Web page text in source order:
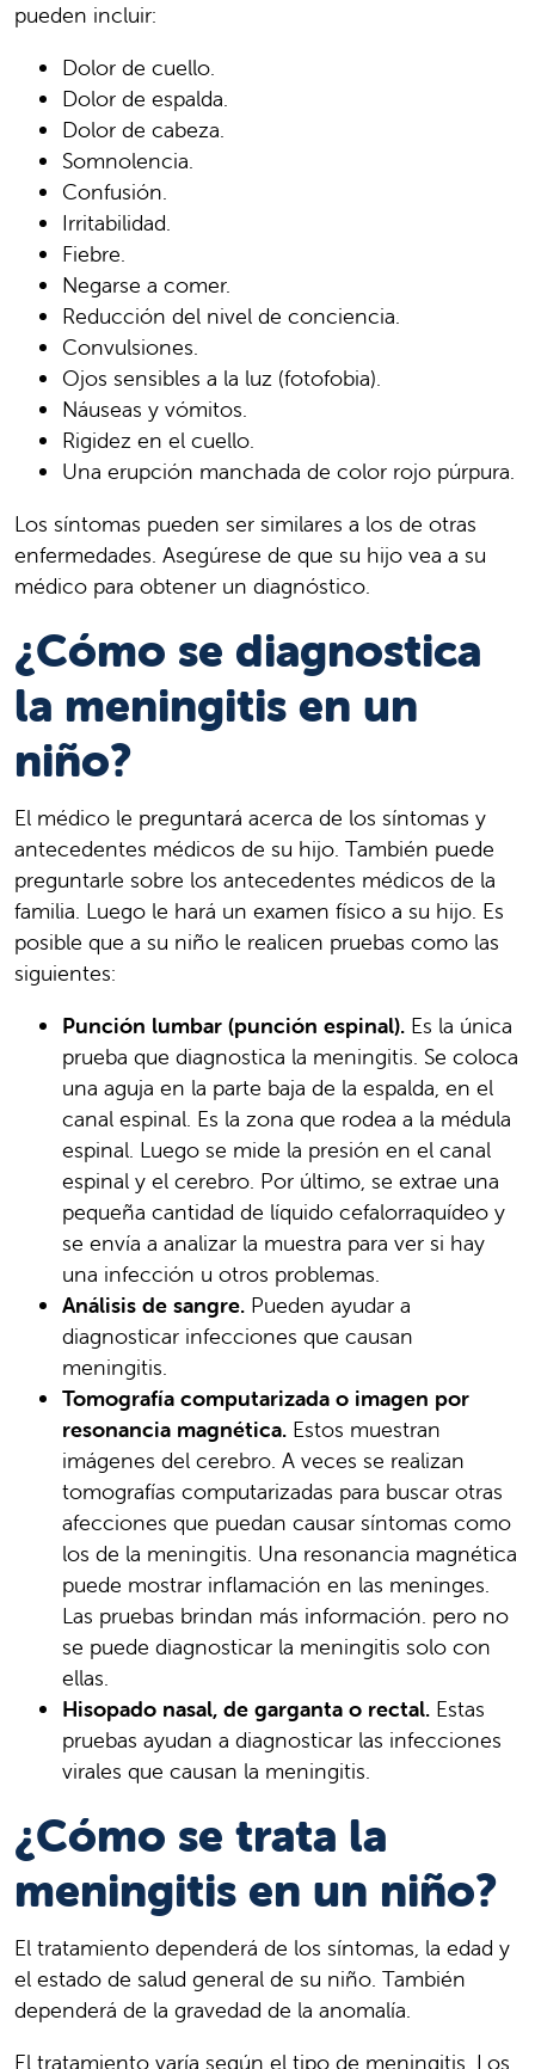
pueden incluir:
Dolor de cuello.
Dolor de espalda.
Dolor de cabeza.
Somnolencia.
Confusión.
Irritabilidad.
Fiebre.
Negarse a comer.
Reducción del nivel de conciencia.
Convulsiones.
Ojos sensibles a la luz (fotofobia).
Náuseas y vómitos.
Rigidez en el cuello.
Una erupción manchada de color rojo púrpura.
Los síntomas pueden ser similares a los de otras
enfermedades. Asegúrese de que su hijo vea a su
médico para obtener un diagnóstico.
¿Cómo se diagnostica
la meningitis en un
niño?
El médico le preguntará acerca de los síntomas y
antecedentes médicos de su hijo. También puede
preguntarle sobre los antecedentes médicos de la
familia. Luego le hará un examen físico a su hijo. Es
posible que a su niño le realicen pruebas como las
siguientes:
Punción lumbar (punción espinal). Es la única
prueba que diagnostica la meningitis. Se coloca
una aguja en la parte baja de la espalda, en el
canal espinal. Es la zona que rodea a la médula
espinal. Luego se mide la presión en el canal
espinal y el cerebro. Por último, se extrae una
pequeña cantidad de líquido cefalorraquídeo y
se envía a analizar la muestra para ver si hay
una infección u otros problemas.
Análisis de sangre. Pueden ayudar a
diagnosticar infecciones que causan
meningitis.
Tomografía computarizada o imagen por
resonancia magnética. Estos muestran
imágenes del cerebro. A veces se realizan
tomografías computarizadas para buscar otras
afecciones que puedan causar síntomas como
los de la meningitis. Una resonancia magnética
puede mostrar inflamación en las meninges.
Las pruebas brindan más información. pero no
se puede diagnosticar la meningitis solo con
ellas.
Hisopado nasal, de garganta o rectal. Estas
pruebas ayudan a diagnosticar las infecciones
virales que causan la meningitis.
¿Cómo se trata la
meningitis en un niño?
El tratamiento dependerá de los síntomas, la edad y
el estado de salud general de su niño. También
dependerá de la gravedad de la anomalía.
El tratamiento varía según el tipo de meningitis. Los